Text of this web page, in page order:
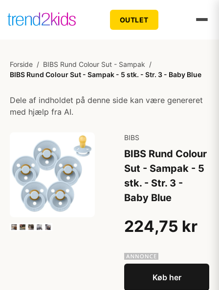
OUTLET
Forside / BIBS Rund Colour Sut - Sampak /
BIBS Rund Colour Sut - Sampak - 5 stk. - Str. 3 - Baby Blue
Dele af indholdet på denne side kan være genereret
med hjælp fra AI.
BIBS
BIBS Rund Colour
Sut - Sampak - 5
stk. - Str. 3 -
Baby Blue
224,75 kr
Køb her